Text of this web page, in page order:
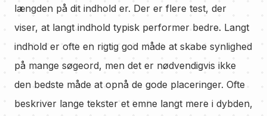
længden på dit indhold er. Der er flere test, der
viser, at langt indhold typisk performer bedre. Langt
indhold er ofte en rigtig god måde at skabe synlighed
på mange søgeord, men det er nødvendigvis ikke
den bedste måde at opnå de gode placeringer. Ofte
beskriver lange tekster et emne langt mere i dybden,